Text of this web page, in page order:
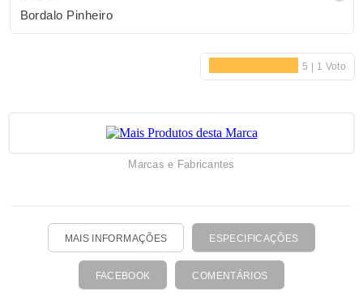
Bordalo Pinheiro
Marcas e Fabricantes
MAIS INFORMAÇÕES ESPECIFICAÇÕES
FACEBOOK COMENTÁRIOS